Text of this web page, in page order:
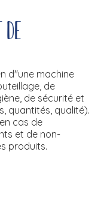
d''une machine
de
de sécurité et
quantités, qualité).
cas de
et de non-
produits.